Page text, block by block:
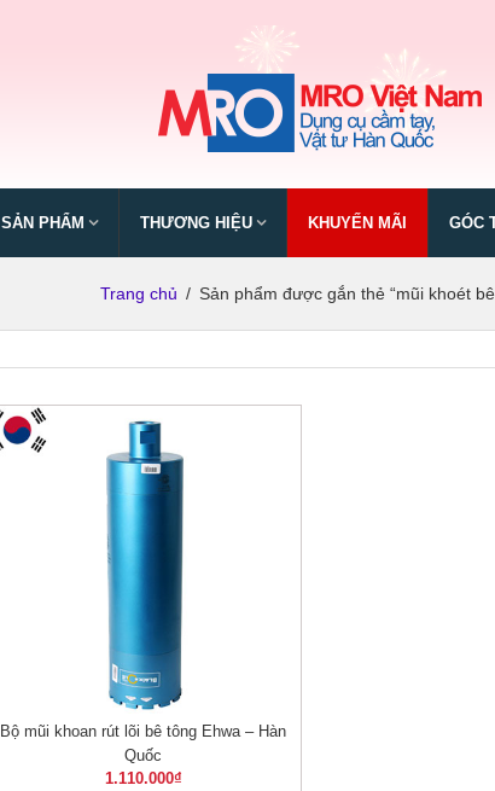
SẢN PHẨM THƯƠNG HIỆU KHUYẾN MÃI GÓC
Trang chủ / Sản phẩm được gắn thẻ “mũi khoét
XEM NHANH
Bộ mũi khoan rút lõi bê tông Ehwa – Hàn
Quốc
1.110.000₫